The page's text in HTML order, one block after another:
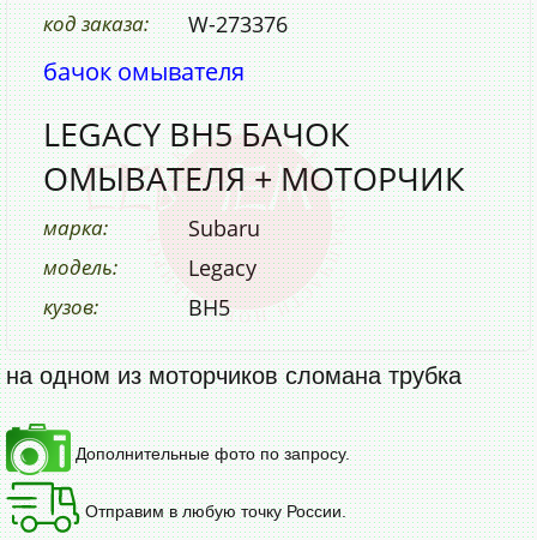
код заказа: W-273376
бачок омывателя
LEGACY BH5 БАЧОК
ОМЫВАТЕЛЯ + МОТОРЧИК
марка: Subaru
модель: Legacy
кузов: BH5
на одном из моторчиков сломана трубка
Дополнительные фото по запросу.
Отправим в любую точку России.